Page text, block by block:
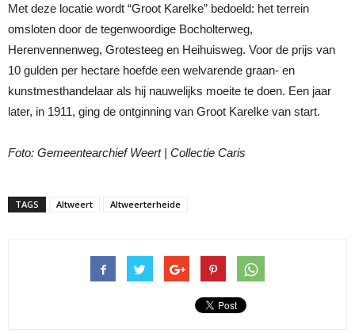
Met deze locatie wordt “Groot Karelke” bedoeld: het terrein
omsloten door de tegenwoordige Bocholterweg,
Herenvennenweg, Grotesteeg en Heihuisweg. Voor de prijs van
10 gulden per hectare hoefde een welvarende graan- en
kunstmesthandelaar als hij nauwelijks moeite te doen. Een jaar
later, in 1911, ging de ontginning van Groot Karelke van start.
Foto: Gemeentearchief Weert | Collectie Caris
TAGS Altweert Altweerterheide